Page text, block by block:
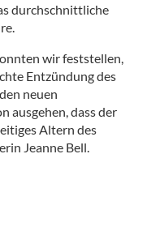
durchschnittliche
wir feststellen,
Entzündung des
neuen
ausgehen, dass der
Altern des
Jeanne Bell.